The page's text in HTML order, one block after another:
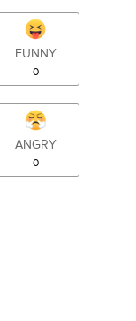
FUNNY
0
ANGRY
0